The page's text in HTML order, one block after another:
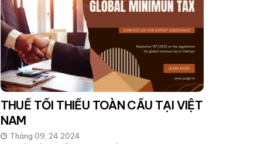
THUẾ TỐI THIỂU TOÀN CẦU TẠI VIỆT
NAM
Tháng 09, 24 2024